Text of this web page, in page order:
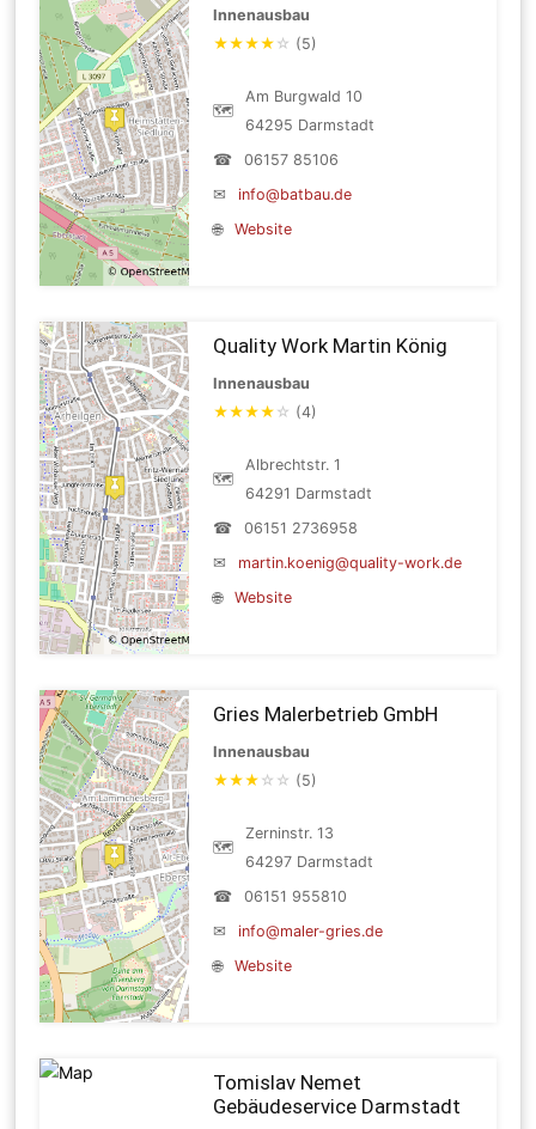
Innenausbau
★★★★ ☆ (5)
🗺
Am Burgwald 10
64295 Darmstadt
☎
06157 85106
✉
info@batbau.de
🌐
Website
Quality Work Martin König
Innenausbau
★★★★ ☆ (4)
🗺
Albrechtstr. 1
64291 Darmstadt
☎
06151 2736958
✉
martin.koenig@quality-work.de
🌐
Website
Gries Malerbetrieb GmbH
Innenausbau
★★★ ☆ ☆ (5)
🗺
Zerninstr. 13
64297 Darmstadt
☎
06151 955810
✉
info@maler-gries.de
🌐
Website
Tomislav Nemet
Gebäudeservice Darmstadt